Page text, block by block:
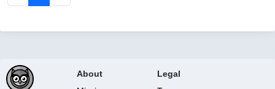
About
Legal